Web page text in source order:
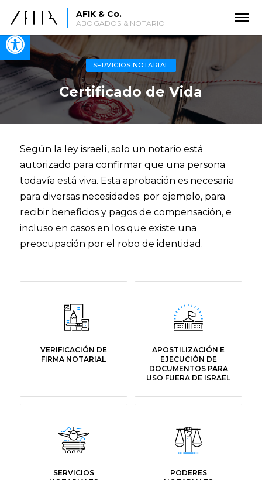
Open toolbar
AFIK & Co.
ABOGADOS & NOTARIO
SERVICIOS NOTARIAL
Certificado de Vida
Según la ley israelí, solo un notario está
autorizado para confirmar que una persona
todavía está viva. Esta aprobación es necesaria
para diversas necesidades. por ejemplo, para
recibir beneficios y pagos de compensación, e
incluso en casos en los que existe una
preocupación por el robo de identidad.
VERIFICACIÓN DE
FIRMA NOTARIAL
APOSTILIZACIÓN E
EJECUCIÓN DE
DOCUMENTOS PARA
USO FUERA DE ISRAEL
SERVICIOS
PODERES